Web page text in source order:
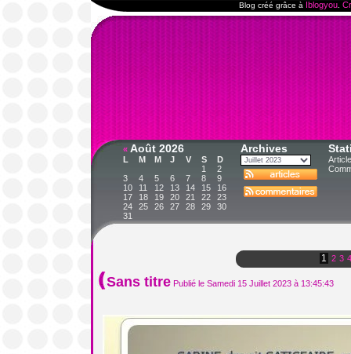
Blog créé grâce à Iblogyou
« Août 2026
L M M J V S
D
1
2
3
4 5 6 7 8
9
10
11 12 13 14 15
16
17
18 19 20 21 22
23
24
25 26 27 28 29
30
31
Archives
1 2 3 4
Sans titre Publié le Samedi 15 Juillet 2023 à 13:45:43